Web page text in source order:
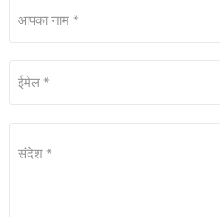
आपका नाम *
ईमेल *
संदेश *